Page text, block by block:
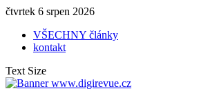
čtvrtek 6 srpen 2026
VŠECHNY články
kontakt
Text Size